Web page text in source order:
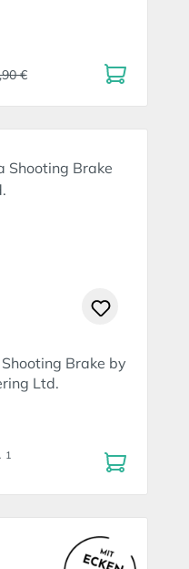
€
Brake by
Ltd.
1